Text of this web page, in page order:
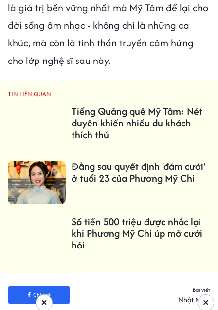
là giá trị bền vững nhất mà Mỹ Tâm để lại cho
đời sống âm nhạc - không chỉ là những ca
khúc, mà còn là tinh thần truyền cảm hứng
cho lớp nghệ sĩ sau này.
TIN LIÊN QUAN
Tiếng Quảng quê Mỹ Tâm: Nét
duyên khiến nhiều du khách
thích thú
Đằng sau quyết định 'đám cưới'
ở tuổi 23 của Phương Mỹ Chi
Số tiền 500 triệu được nhắc lại
khi Phương Mỹ Chi úp mở cưới
hỏi
Chia sẻ
Bài viết
Nhật Minh
×
×